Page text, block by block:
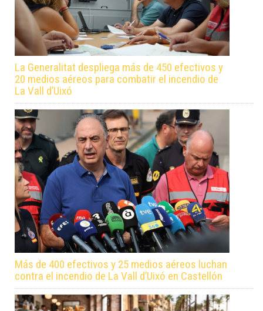
La Generalitat despliega más de 450 efectivos y
20 medios aéreos para combatir el incendio de
La Vall d’Uixó
Más de 400 efectivos y 25 medios aéreos luchan
contra el incendio de La Vall d’Uixó en Castellón